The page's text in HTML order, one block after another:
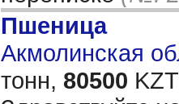
Пшеница
Акмолинская
тонн, 80500